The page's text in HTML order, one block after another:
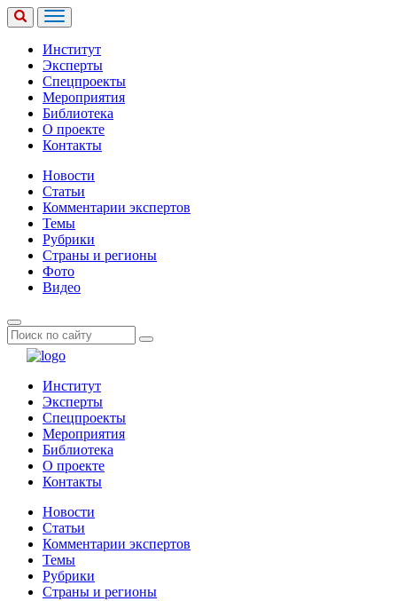
Институт
Эксперты
Спецпроекты
Мероприятия
Библиотека
О проекте
Контакты
Новости
Статьи
Комментарии экспертов
Темы
Рубрики
Страны и регионы
Фото
Видео
Институт
Эксперты
Спецпроекты
Мероприятия
Библиотека
О проекте
Контакты
Новости
Статьи
Комментарии экспертов
Темы
Рубрики
Страны и регионы